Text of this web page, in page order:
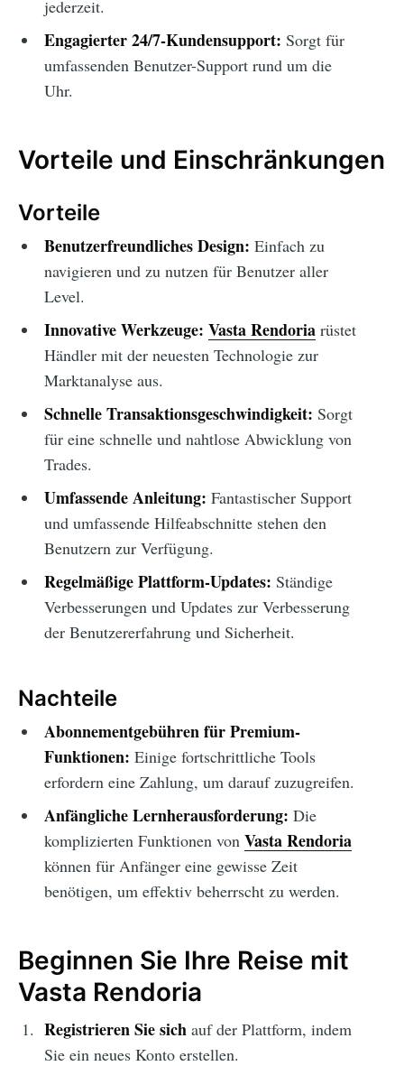
jederzeit.
Engagierter 24/7-Kundensupport: Sorgt für
umfassenden Benutzer-Support rund um die
Uhr.
Vorteile und Einschränkungen
Vorteile
Benutzerfreundliches Design: Einfach zu
navigieren und zu nutzen für Benutzer aller
Level.
Innovative Werkzeuge: Vasta Rendoriarüstet
Händler mit der neuesten Technologie zur
Marktanalyse aus.
Schnelle Transaktionsgeschwindigkeit: Sorgt
für eine schnelle und nahtlose Abwicklung von
Trades.
Umfassende Anleitung: Fantastischer Support
und umfassende Hilfeabschnitte stehen den
Benutzern zur Verfügung.
Regelmäßige Plattform-Updates: Ständige
Verbesserungen und Updates zur Verbesserung
der Benutzererfahrung und Sicherheit.
Nachteile
Abonnementgebühren für Premium-
Funktionen: Einige fortschrittliche Tools
erfordern eine Zahlung, um darauf zuzugreifen.
Anfängliche Lernherausforderung: Die
komplizierten Funktionen von Vasta Rendoria
können für Anfänger eine gewisse Zeit
benötigen, um effektiv beherrscht zu werden.
Beginnen Sie Ihre Reise mit
Vasta Rendoria
Registrieren Sie sich auf der Plattform, indem
Sie ein neues Konto erstellen.